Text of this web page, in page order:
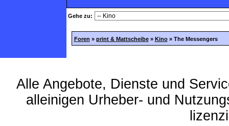
Gehe zu:
Foren » print & Mattscheibe» Kino» The Messengers
Alle Angebote, Dienste und
alleinigen Urheber- und